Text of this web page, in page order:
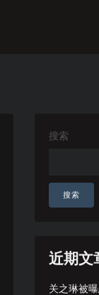
搜索
搜索
近期文
关之琳被